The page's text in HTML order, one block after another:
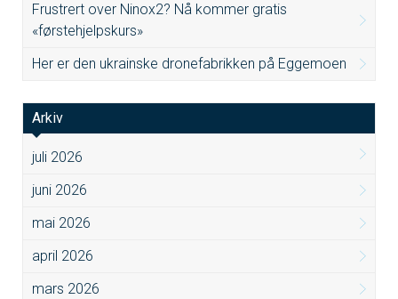
Frustrert over Ninox2? Nå kommer gratis
«førstehjelpskurs»
Her er den ukrainske dronefabrikken på Eggemoen
Arkiv
juli 2026
juni 2026
mai 2026
april 2026
mars 2026